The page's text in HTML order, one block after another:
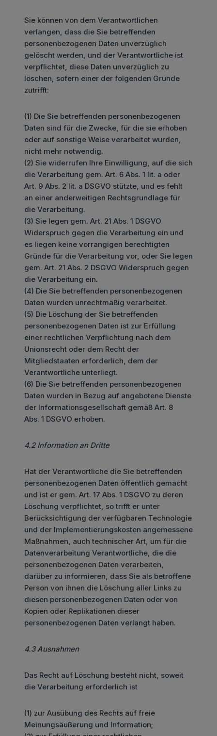
Sie können von dem Verantwortlichen
verlangen, dass die Sie betreffenden
personenbezogenen Daten unverzüglich
gelöscht werden, und der Verantwortliche ist
verpflichtet, diese Daten unverzüglich zu
löschen, sofern einer der folgenden Gründe
zutrifft:
(1) Die Sie betreffenden personenbezogenen
Daten sind für die Zwecke, für die sie erhoben
oder auf sonstige Weise verarbeitet wurden,
nicht mehr notwendig.
(2) Sie widerrufen Ihre Einwilligung, auf die sich
die Verarbeitung gem. Art. 6 Abs. 1 lit. a oder
Art. 9 Abs. 2 lit. a DSGVO stützte, und es fehlt
an einer anderweitigen Rechtsgrundlage für
die Verarbeitung.
(3) Sie legen gem. Art. 21 Abs. 1 DSGVO
Widerspruch gegen die Verarbeitung ein und
es liegen keine vorrangigen berechtigten
Gründe für die Verarbeitung vor, oder Sie legen
gem. Art. 21 Abs. 2 DSGVO Widerspruch gegen
die Verarbeitung ein.
(4) Die Sie betreffenden personenbezogenen
Daten wurden unrechtmäßig verarbeitet.
(5) Die Löschung der Sie betreffenden
personenbezogenen Daten ist zur Erfüllung
einer rechtlichen Verpflichtung nach dem
Unionsrecht oder dem Recht der
Mitgliedstaaten erforderlich, dem der
Verantwortliche unterliegt.
(6) Die Sie betreffenden personenbezogenen
Daten wurden in Bezug auf angebotene Dienste
der Informationsgesellschaft gemäß Art. 8
Abs. 1 DSGVO erhoben.
4.2 Information an Dritte
Hat der Verantwortliche die Sie betreffenden
personenbezogenen Daten öffentlich gemacht
und ist er gem. Art. 17 Abs. 1 DSGVO zu deren
Löschung verpflichtet, so trifft er unter
Berücksichtigung der verfügbaren Technologie
und der Implementierungskosten angemessene
Maßnahmen, auch technischer Art, um für die
Datenverarbeitung Verantwortliche, die die
personenbezogenen Daten verarbeiten,
darüber zu informieren, dass Sie als betroffene
Person von ihnen die Löschung aller Links zu
diesen personenbezogenen Daten oder von
Kopien oder Replikationen dieser
personenbezogenen Daten verlangt haben.
4.3 Ausnahmen
Das Recht auf Löschung besteht nicht, soweit
die Verarbeitung erforderlich ist
(1) zur Ausübung des Rechts auf freie
Meinungsäußerung und Information;